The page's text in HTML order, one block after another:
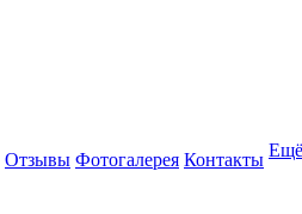
Отзывы Фотогалерея Контакты Ещё